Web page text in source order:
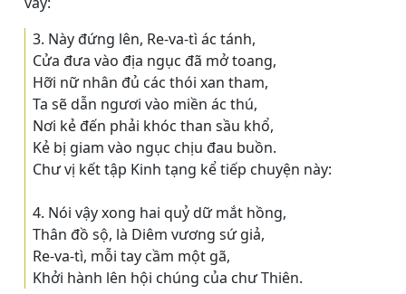
3. Này đứng lên, Re-va-tì ác tánh,
Cửa đưa vào địa ngục đã mở toang,
Hỡi nữ nhân đủ các thói xan tham,
Ta sẽ dẫn ngươi vào miền ác thú,
Nơi kẻ đến phải khóc than sầu khổ,
Kẻ bị giam vào ngục chịu đau buồn.
Chư vị kết tập Kinh tạng kể tiếp chuyện này:
4. Nói vậy xong hai quỷ dữ mắt hồng,
Thân đồ sộ, là Diêm vương sứ giả,
Re-va-tì, mỗi tay cầm một gã,
Khởi hành lên hội chúng của chư Thiên.